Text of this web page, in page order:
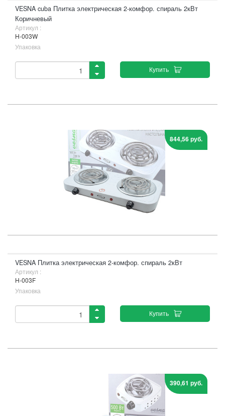
VESNA cuba Плитка электрическая 2-комфор. спираль 2кВт
Коричневый
Артикул :
H-003W
Упаковка
Купить
844,56 руб.
VESNA Плитка электрическая 2-комфор. спираль 2кВт
Артикул :
H-003F
Упаковка
Купить
390,61 руб.